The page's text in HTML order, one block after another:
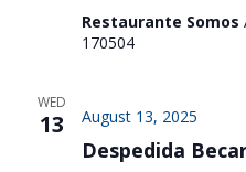
Restaurante Somos
170504
WED
13 August 13, 2025
Despedida